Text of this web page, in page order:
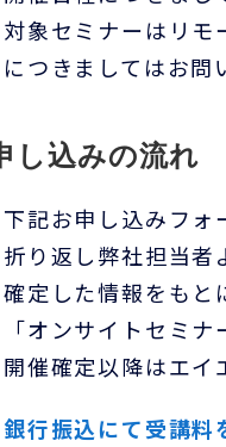
対象セミナーはリ
につきましてはお問
し込みの流れ
下記お申し込みフォ
折り返し弊社担当者
確定した情報をもと
「オンサイトセミ
開催確定以降はエイ
銀行振込にて受講料